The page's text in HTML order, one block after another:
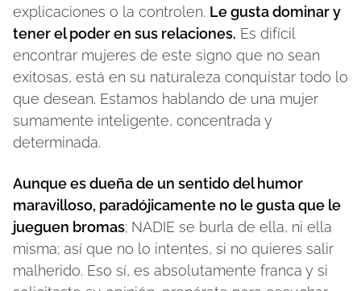
explicaciones o la controlen. Le gusta dominar y
tener el poder en sus relaciones. Es difícil
encontrar mujeres de este signo que no sean
exitosas, está en su naturaleza conquistar todo lo
que desean. Estamos hablando de una mujer
sumamente inteligente, concentrada y
determinada.
Aunque es dueña de un sentido del humor
maravilloso, paradójicamente no le gusta que le
jueguen bromas; NADIE se burla de ella, ni ella
misma; así que no lo intentes, si no quieres salir
malherido. Eso sí, es absolutamente franca y si